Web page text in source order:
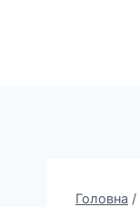
Головна /